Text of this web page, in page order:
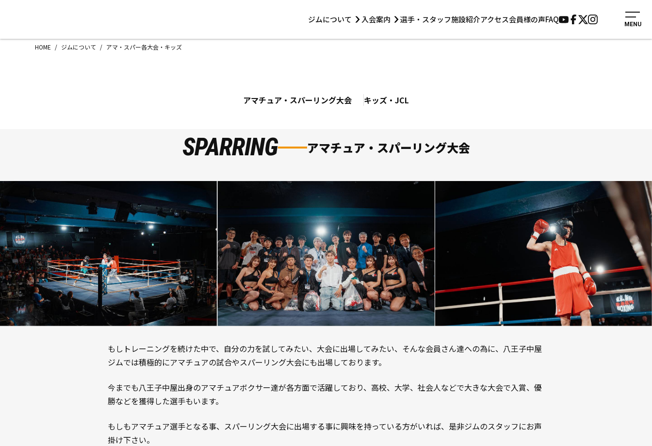
ジムについて 入会案内 選手・スタッフ施設紹介アクセス会員様の声FAQ MENU
八王子中屋ボクシングジム
選手・スタッフ
HOME / ジムについて / アマ・スパー各大会・キッズ
アマチュア・スパーリング大会 キッズ・JCL
SPARRING アマチュア・スパーリング大会
もしトレーニングを続けた中で、自分の力を試してみたい、大会に出場してみたい、そんな会員さん達への為に、八王子中屋
ジムでは積極的にアマチュアの試合やスパーリング大会にも出場しております。
今までも八王子中屋出身のアマチュアボクサー達が各方面で活躍しており、高校、大学、社会人などで大きな大会で入賞、優
勝などを獲得した選手もいます。
もしもアマチュア選手となる事、スパーリング大会に出場する事に興味を持っている方がいれば、是非ジムのスタッフにお声
掛け下さい。